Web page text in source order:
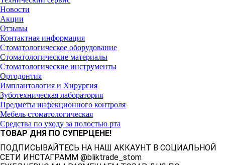
Новости
Акции
Отзывы
Контактная информация
Стоматологическое оборудование
Стоматологические материалы
Стоматологические инструменты
Ортодонтия
Имплантология и Хирургия
Зуботехническая лаборатория
Предметы инфекционного контроля
Мебель стоматологическая
Средства по уходу за полостью рта
ТОВАР ДНЯ ПО СУПЕРЦЕНЕ!
ПОДПИСЫВАЙТЕСЬ НА НАШ АККАУНТ В СОЦИАЛЬНОЙ
СЕТИ ИНСТАГРАММ @bliktrade_stom